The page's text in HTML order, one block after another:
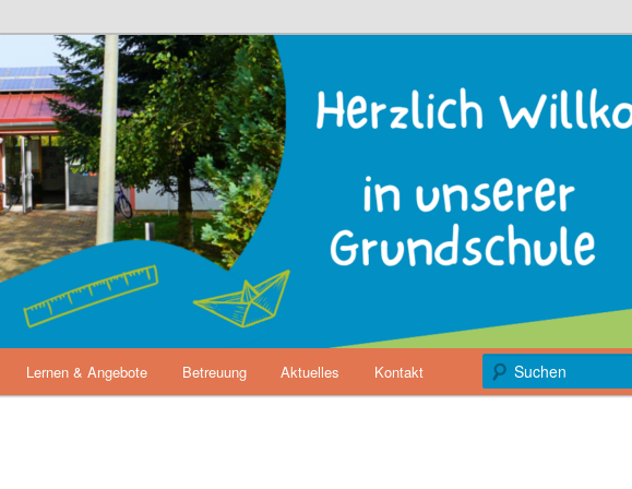
Lernen & Angebote Betreuung Aktuelles Kontakt